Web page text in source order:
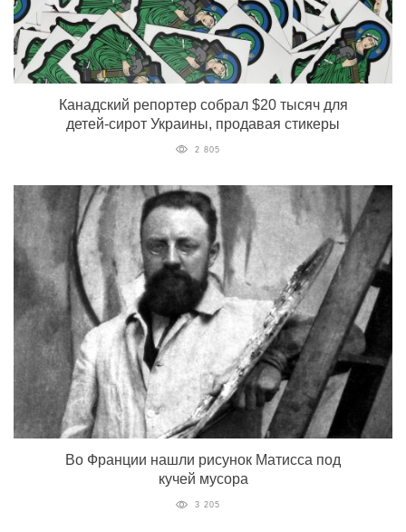
Канадский репортер собрал $20 тысяч для
детей-сирот Украины, продавая стикеры
2 805
Во Франции нашли рисунок Матисса под
кучей мусора
3 205